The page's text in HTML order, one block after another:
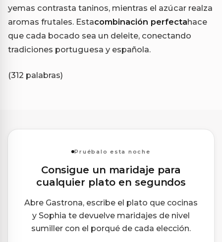
yemas contrasta taninos, mientras el azúcar realza
aromas frutales. Estacombinación perfectahace
que cada bocado sea un deleite, conectando
tradiciones portuguesa y española.
(312 palabras)
Pruébalo esta noche
Consigue un maridaje para
cualquier plato en segundos
Abre Gastrona, escribe el plato que cocinas
y Sophia te devuelve maridajes de nivel
sumiller con el porqué de cada elección.